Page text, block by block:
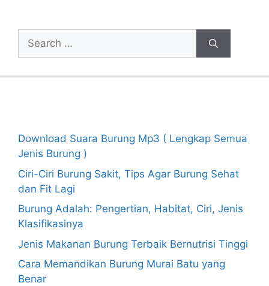
Search
for:
Download Suara Burung Mp3 ( Lengkap Semua
Jenis Burung )
Ciri-Ciri Burung Sakit, Tips Agar Burung Sehat
dan Fit Lagi
Burung Adalah: Pengertian, Habitat, Ciri, Jenis
Klasifikasinya
Jenis Makanan Burung Terbaik Bernutrisi Tinggi
Cara Memandikan Burung Murai Batu yang
Benar